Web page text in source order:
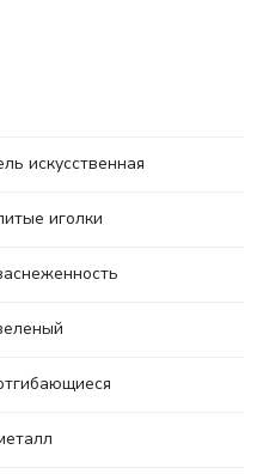
искусственная
иголки